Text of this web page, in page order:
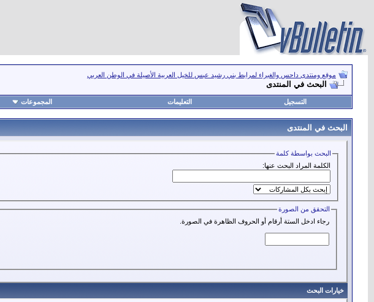
موقع ومنتدى داحس والغبراء لمرابط بني رشيد عبس للخيل العربية الأصيلة في الوطن العربي
البحث في المنتدى
التسجيل التعليمات المجموعات
البحث في المنتدى
البحث بواسطة كلمة
الكلمة المراد البحث عنها:
التحقق من الصورة
رجاء ادخل الستة أرقام أو الحروف الظاهرة في الصورة.
خيارات البحث